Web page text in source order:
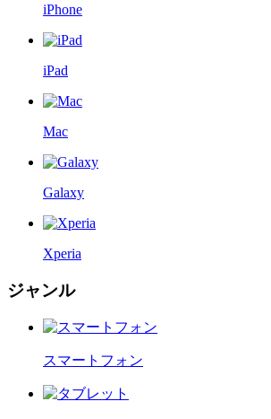
iPhone
iPad
Mac
Galaxy
Xperia
ジャンル
スマートフォン